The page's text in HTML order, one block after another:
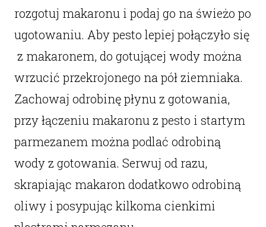
rozgotuj makaronu i podaj go na świeżo po
ugotowaniu. Aby pesto lepiej połączyło się
z makaronem, do gotującej wody można
wrzucić przekrojonego na pół ziemniaka.
Zachowaj odrobinę płynu z gotowania,
przy łączeniu makaronu z pesto i startym
parmezanem można podlać odrobiną
wody z gotowania. Serwuj od razu,
skrapiając makaron dodatkowo odrobiną
oliwy i posypując kilkoma cienkimi